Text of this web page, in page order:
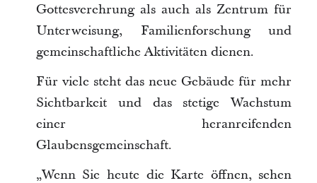
Gottesverehrung als auch als Zentrum für
Unterweisung, Familienforschung und
gemeinschaftliche Aktivitäten dienen.
Für viele steht das neue Gebäude für mehr
Sichtbarkeit und das stetige Wachstum
einer heranreifenden
Glaubensgemeinschaft.
„Wenn Sie heute die Karte öffnen, sehen